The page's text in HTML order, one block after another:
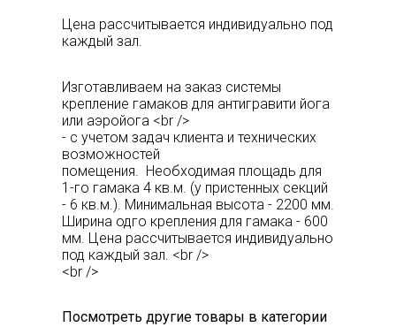
Цена рассчитывается индивидуально под
каждый зал.
Изготавливаем на заказ системы
крепление гамаков для антигравити йога
или аэройога <br />
- с учетом задач клиента и технических
возможностей
помещения. Необходимая площадь для
1-го гамака 4 кв.м. (у пристенных секций
- 6 кв.м.). Минимальная высота - 2200 мм.
Ширина одго крепления для гамака - 600
мм. Цена рассчитывается индивидуально
под каждый зал. <br />
<br />
Посмотреть другие товары в категории